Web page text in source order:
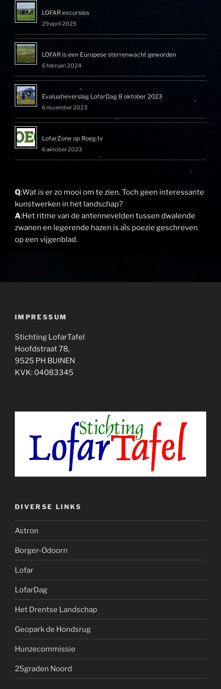
LOFAR excursies
29 april 2025
LOFAR is een Europese sterrenwacht geworden
6 februari 2024
Evaluatieverslag LofarDag 8 oktober 2023
6 november 2023
LofarZone op Roeg.tv
6 oktober 2023
Q:Wat is er zo mooi om te zien. Toch geen interessante
kunstwerken in het landschap?
A:Het ritme van de antennevelden tussen dwalende
zwanen en legerende hazen is als poezie geschreven
op een vijgenblad.
IMPRESSUM
Stichting LofarTafel
Hoofdstraat 78,
9525 PH BUINEN
KVK: 04083345
DIVERSE LINKS
Astron
Borger-Odoorn
Lofar
LofarDag
Het Drentse Landschap
Geopark de Hondsrug
Hunzecommissie
25graden Noord